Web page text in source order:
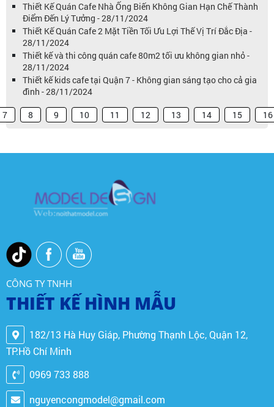
Thiết Kế Quán Cafe Nhà Ống Biến Không Gian Hạn Chế Thành
Điểm Đến Lý Tưởng - 28/11/2024
Thiết Kế Quán Cafe 2 Mặt Tiền Tối Ưu Lợi Thế Vị Trí Đắc Địa -
28/11/2024
Thiết kế và thi công quán cafe 80m2 tối ưu không gian nhỏ -
28/11/2024
Thiết kế kids cafe tại Quận 7 - Không gian sáng tạo cho cả gia
đình - 28/11/2024
7 8 9 10 11 12 13 14 15 16
CÔNG TY TNHH
THIẾT KẾ HÌNH MẪU
182/13 Hà Huy Giáp, Phường Thạnh Lộc, Quận 12,
TP.Hồ Chí Minh
0969 733 888
nguyencongmodel@gmail.com